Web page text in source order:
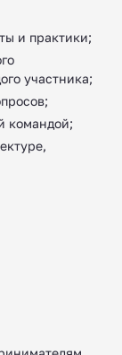
и практики;
участника;
командой;